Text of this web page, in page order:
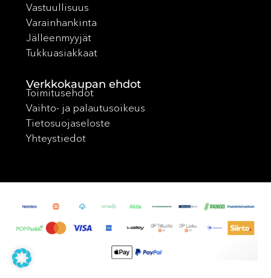
Vastuullisuus
Varainhankinta
Jälleenmyyjät
Tukkuasiakkaat
Verkkokaupan ehdot
Toimitusehdot
Vaihto- ja palautusoikeus
Tietosuojaseloste
Yhteystiedot